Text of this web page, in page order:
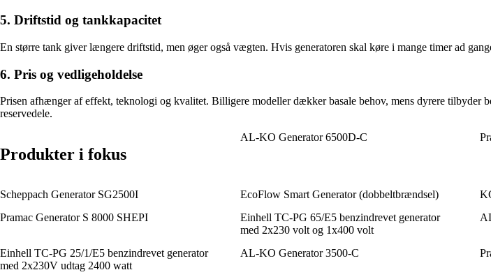
5. Driftstid og tankkapacitet
En større tank giver længere driftstid, men øger også vægten. Hvis generatoren skal køre i mange timer ad
6. Pris og vedligeholdelse
Prisen afhænger af effekt, teknologi og kvalitet. Billigere modeller dækker basale behov, mens dyrere
reservedele.
Produkter i fokus
AL-KO Generator 6500D-C
Scheppach Generator SG2500I EcoFlow Smart Generator (dobbeltbrændsel)
Pramac Generator S 8000 SHEPI
Einhell TC-PG 65/E5 benzindrevet generator
med 2x230 volt og 1x400 volt
Einhell TC-PG 25/1/E5 benzindrevet generator
med 2x230V udtag 2400 watt
AL-KO Generator 3500-C